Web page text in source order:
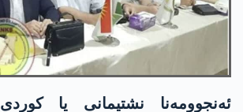
ئەنجوومەنا نشتیمانی یا